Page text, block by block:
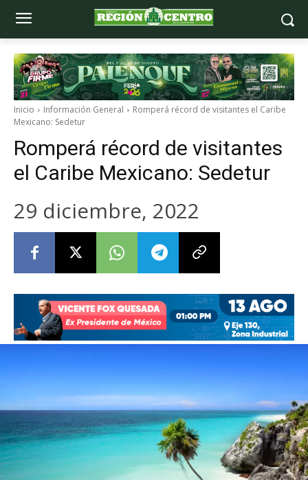
Inicio Información General
Romperá récord de visitantes el Caribe
Mexicano: Sedetur
Romperá récord de visitantes
el Caribe Mexicano: Sedetur
29 diciembre, 2022